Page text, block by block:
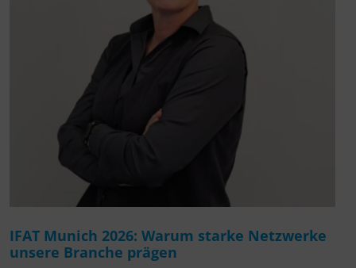
IFAT Munich 2026: Warum starke Netzwerke
unsere Branche prägen